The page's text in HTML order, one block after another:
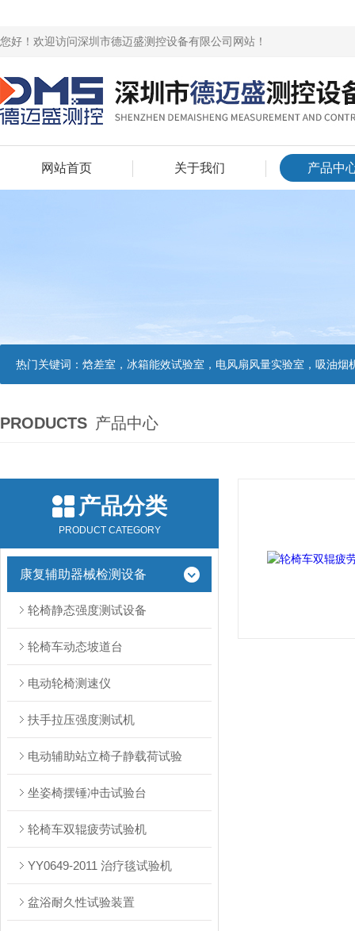
您好！欢迎访问深圳市德迈盛测控设备有限公司网站！
网站首页 关于我们 产品中
热门关键词： 焓差室，冰箱能效试验室，电风扇风量实验室，吸油烟机油脂分离度试验装置，吸油烟机空气性能试验装置，吸油烟机气味
PRODUCTS 产品中心
产品分类
PRODUCT CATEGORY
康复辅助器械检测设备
轮椅静态强度测试设备
轮椅车动态坡道台
电动轮椅测速仪
扶手拉压强度测试机
电动辅助站立椅子静载荷试验
坐姿椅摆锤冲击试验台
轮椅车双辊疲劳试验机
YY0649-2011 治疗毯试验机
盆浴耐久性试验装置